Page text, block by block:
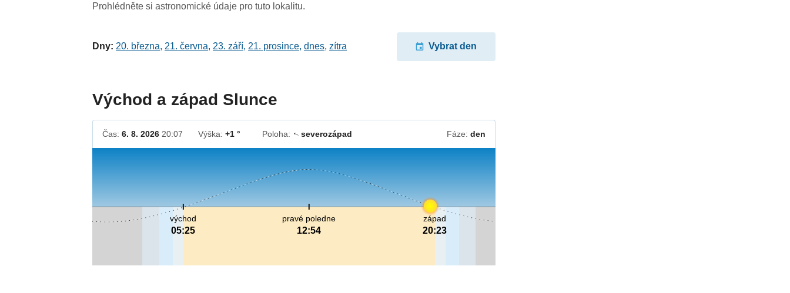
Prohlédněte si astronomické údaje pro tuto lokalitu.
Dny: 20. března, 21. června, 23. září, 21. prosince,dnes,zítra Vybrat den
Východ a západ Slunce
Čas:6. 8. 2026 20:07 Výška:+1 ° Poloha: ↓severozápad Fáze: den
pravé poledne
12:54
východ
05:25
západ
20:23